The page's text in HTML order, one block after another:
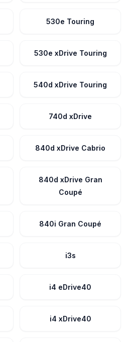
530e Touring
530e xDrive Touring
540d xDrive Touring
740d xDrive
840d xDrive Cabrio
840d xDrive Gran
Coupé
840i Gran Coupé
i3s
i4 eDrive40
i4 xDrive40